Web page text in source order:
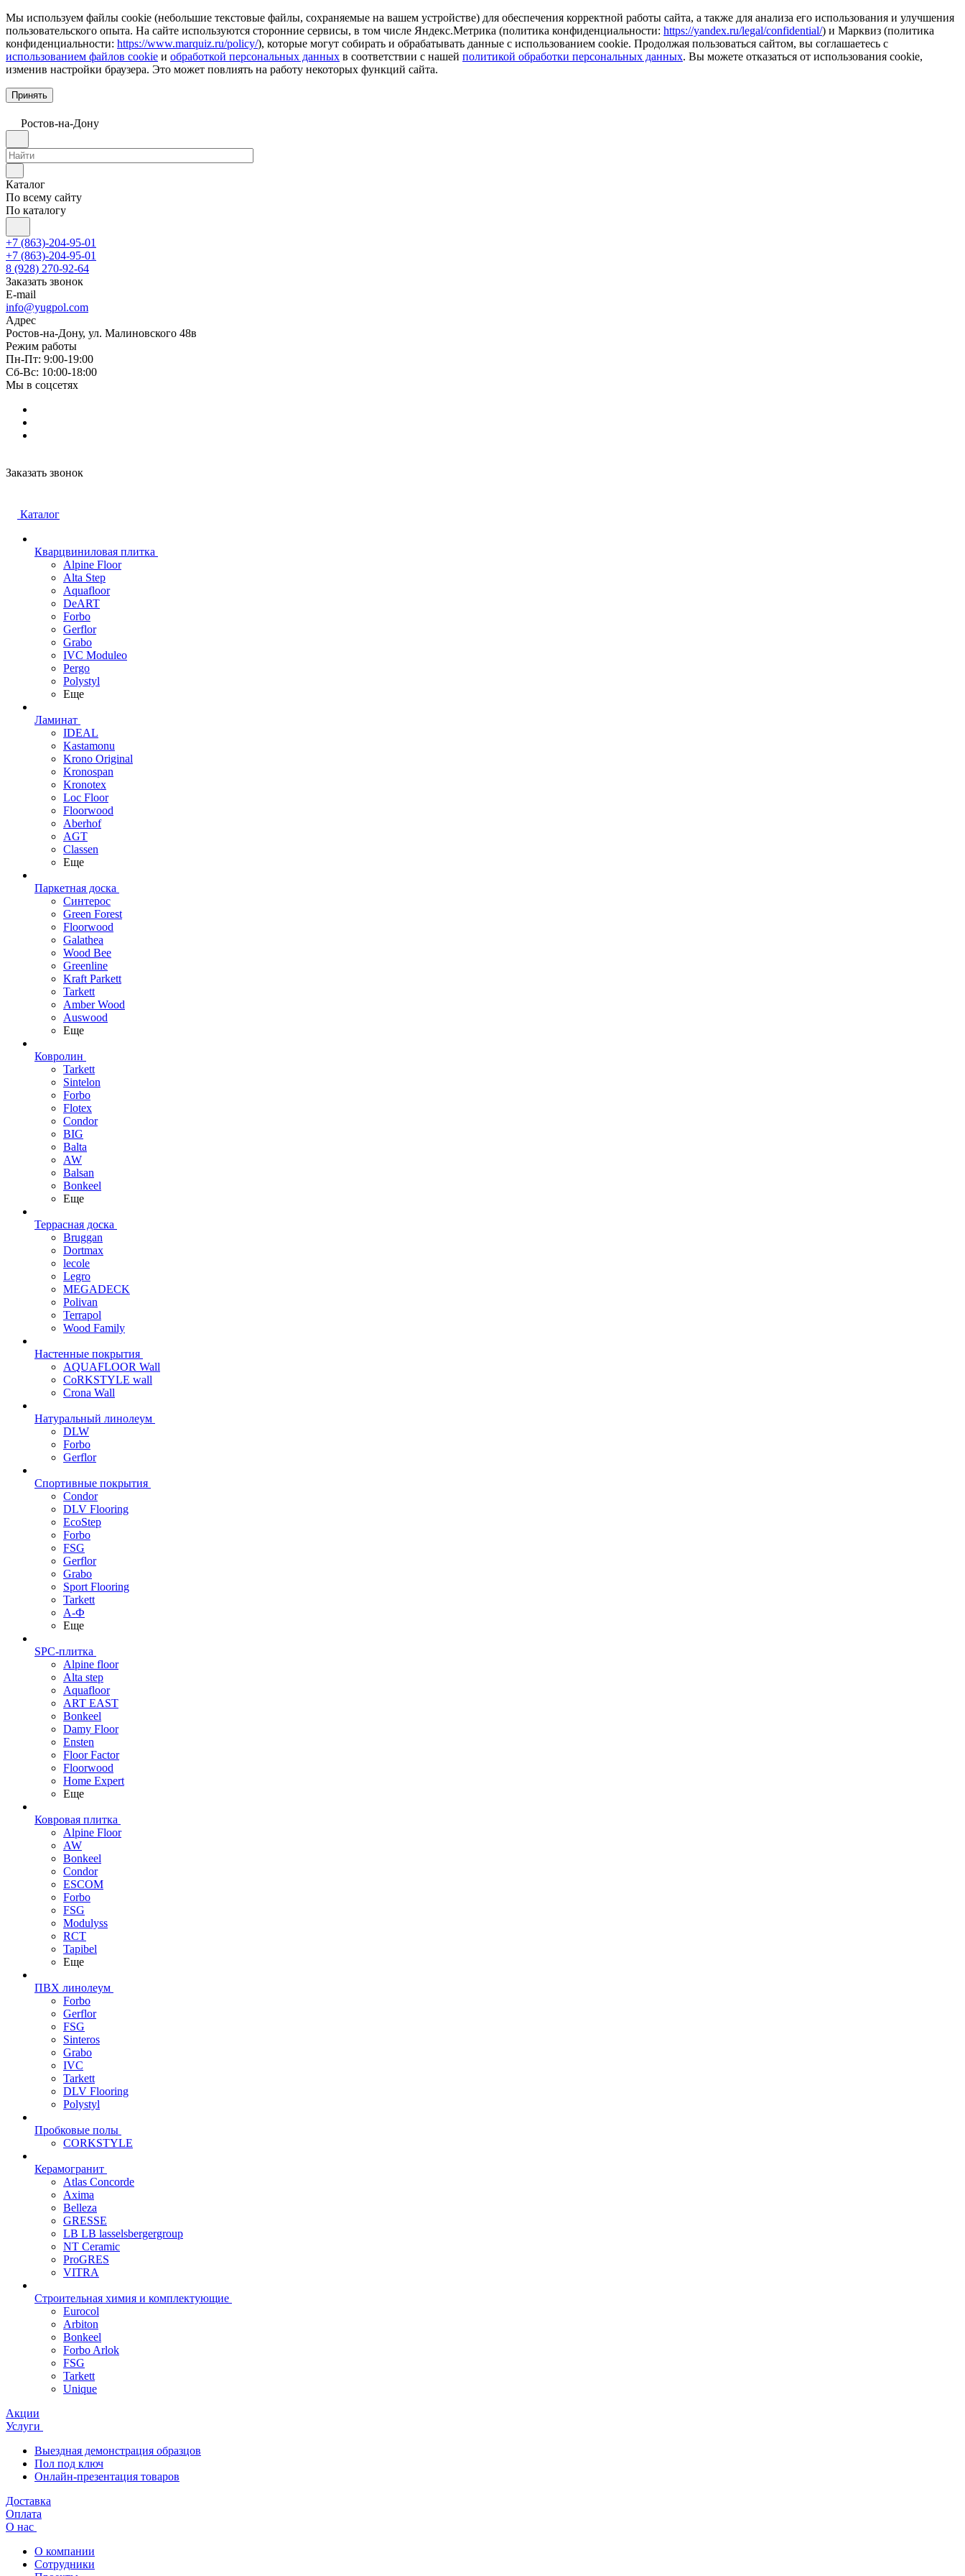
Мы используем файлы cookie (небольшие текстовые файлы, сохраняемые на вашем устройстве) для обеспечения корректной работы сайта, а также для анализа его использования и улучшения
пользовательского опыта. На сайте используются сторонние сервисы, в том числе Яндекс.Метрика (политика конфиденциальности: https://yandex.ru/legal/confidential/) и Марквиз (политика
конфиденциальности: https://www.marquiz.ru/policy/), которые могут собирать и обрабатывать данные с использованием cookie. Продолжая пользоваться сайтом, вы соглашаетесь с
использованием файлов cookie и обработкой персональных данных в соответствии с нашей политикой обработки персональных данных. Вы можете отказаться от использования cookie,
изменив настройки браузера. Это может повлиять на работу некоторых функций сайта.
Принять
Ростов-на-Дону
Каталог
По всему сайту
По каталогу
+7 (863)-204-95-01
+7 (863)-204-95-01
8 (928) 270-92-64
Заказать звонок
E-mail
info@yugpol.com
Адрес
Ростов-на-Дону, ул. Малиновского 48в
Режим работы
Пн-Пт: 9:00-19:00
Cб-Вс: 10:00-18:00
Мы в соцсетях
Заказать звонок
Каталог
Кварцвиниловая плитка
Alpine Floor
Alta Step
Aquafloor
DeART
Forbo
Gerflor
Grabo
IVC Moduleo
Pergo
Polystyl
Еще
Ламинат
IDEAL
Kastamonu
Krono Original
Kronospan
Kronotex
Loc Floor
Floorwood
Aberhof
AGT
Classen
Еще
Паркетная доска
Синтерос
Green Forest
Floorwood
Galathea
Wood Bee
Greenline
Kraft Parkett
Tarkett
Amber Wood
Auswood
Еще
Ковролин
Tarkett
Sintelon
Forbo
Flotex
Condor
BIG
Balta
AW
Balsan
Bonkeel
Еще
Террасная доска
Bruggan
Dortmax
lecole
Legro
MEGADECK
Polivan
Terrapol
Wood Family
Настенные покрытия
AQUAFLOOR Wall
CoRKSTYLE wall
Crona Wall
Натуральный линолеум
DLW
Forbo
Gerflor
Спортивные покрытия
Condor
DLV Flooring
EcoStep
Forbo
FSG
Gerflor
Grabo
Sport Flooring
Tarkett
А-Ф
Еще
SPC-плитка
Alpine floor
Alta step
Aquafloor
ART EAST
Bonkeel
Damy Floor
Ensten
Floor Factor
Floorwood
Home Expert
Еще
Ковровая плитка
Alpine Floor
AW
Bonkeel
Condor
ESCOM
Forbo
FSG
Modulyss
RCT
Tapibel
Еще
ПВХ линолеум
Forbo
Gerflor
FSG
Sinteros
Grabo
IVC
Tarkett
DLV Flooring
Polystyl
Пробковые полы
CORKSTYLE
Керамогранит
Atlas Concorde
Axima
Belleza
GRESSE
LB LB lasselsbergergroup
NT Ceramic
ProGRES
VITRA
Строительная химия и комплектующие
Eurocol
Arbiton
Bonkeel
Forbo Arlok
FSG
Tarkett
Unique
Акции
Услуги
Выездная демонстрация образцов
Пол под ключ
Онлайн-презентация товаров
Доставка
Оплата
О нас
О компании
Сотрудники